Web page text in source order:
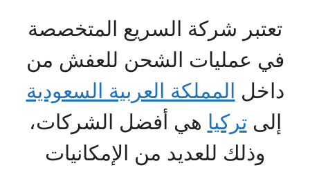
تعتبر شركة السريع المتخصصة
في عمليات الشحن للعفش من
داخل المملكة العربية السعودية
إلىتركيا هي أفضل الشركات،
وذلك للعديد من الإمكانيات